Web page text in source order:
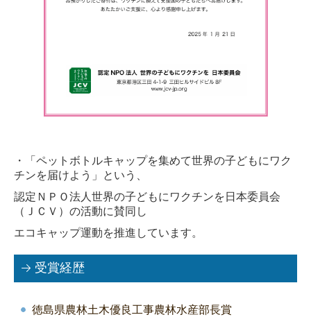
・「ペットボトルキャップを集めて世界の子どもにワク
チンを届けよう」という、
認定ＮＰＯ法人世界の子どもにワクチンを日本委員会
（ＪＣＶ）の活動に賛同し
エコキャップ運動を推進しています。
受賞経歴
徳島県農林土木優良工事農林水産部長賞